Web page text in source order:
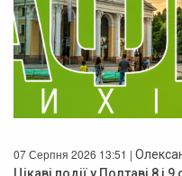
07 Серпня 2026 13:51 |
Цікаві події у Полтаві 8 і